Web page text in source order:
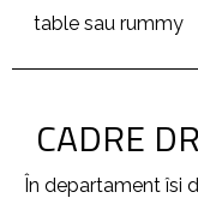
table sau rummy
CADRE
În departament îsi